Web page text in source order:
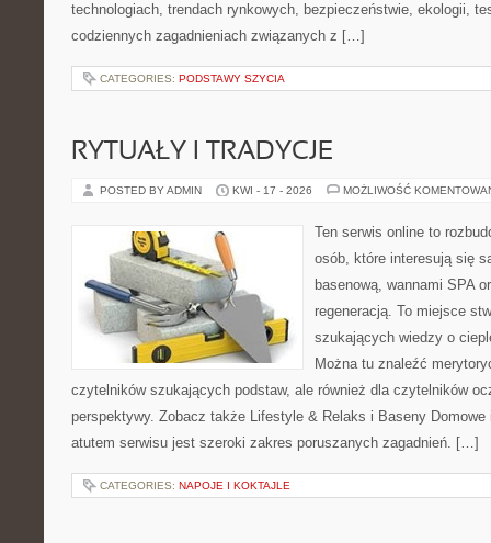
technologiach, trendach rynkowych, bezpieczeństwie, ekologii,
codziennych zagadnieniach związanych z […]
CATEGORIES: PODSTAWY SZYCIA
RYTUAŁY I TRADYCJE
POSTED BY ADMIN KWI - 17 - 2026 MOŻLIWOŚĆ
Ten serwis online to
osób, które interesują się
basenową, wannami SPA
regeneracją. To miejsce
szukających wiedzy o
Można tu znaleźć
czytelników szukających podstaw, ale również dla czytelników
perspektywy. Zobacz także Lifestyle & Relaks i Baseny Domowe
atutem serwisu jest szeroki zakres poruszanych zagadnień. […]
CATEGORIES: NAPOJE I KOKTAJLE